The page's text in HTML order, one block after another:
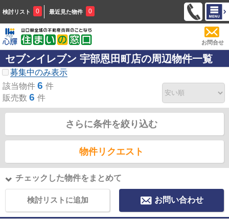
検討リスト 0 最近見た物件 0
お問合せ
セブンイレブン 宇部恩田町店の周辺物件一覧
募集中のみ表示
該当物件 6 件
販売数 6 件
さらに条件を絞り込む
物件リクエスト
チェックした物件をまとめて
検討リストに追加 お問い合わせ